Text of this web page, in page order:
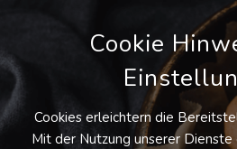
Cookie
Cookies erleichtern die
Mit der Nutzung unserer Dienste